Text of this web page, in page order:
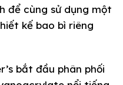
để cùng sử dụng một
kế bao bì riêng
bắt đầu phân phối